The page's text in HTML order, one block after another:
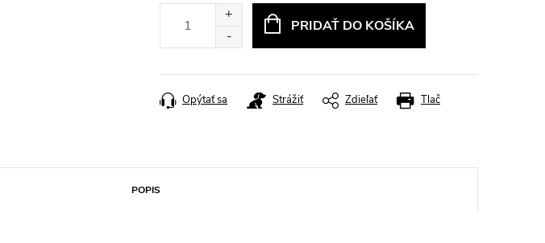
PRIDAŤ DO KOŠÍKA
Tlač
Opýtať sa Strážiť Zdieľať
POPIS